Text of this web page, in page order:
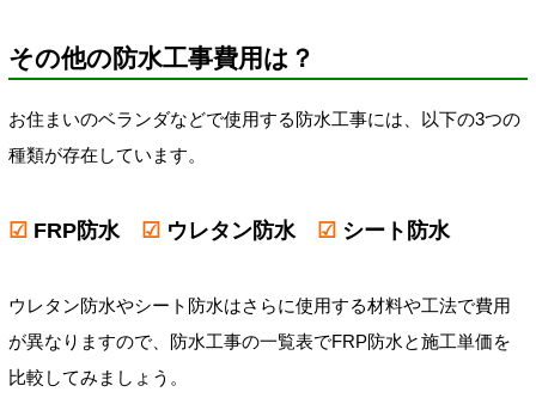
その他の防水工事費用は？
お住まいのベランダなどで使用する防水工事には、以下の3つの
種類が存在しています。
☑ FRP防水 ☑ ウレタン防水 ☑ シート防水
ウレタン防水やシート防水はさらに使用する材料や工法で費用
が異なりますので、防水工事の一覧表でFRP防水と施工単価を
比較してみましょう。